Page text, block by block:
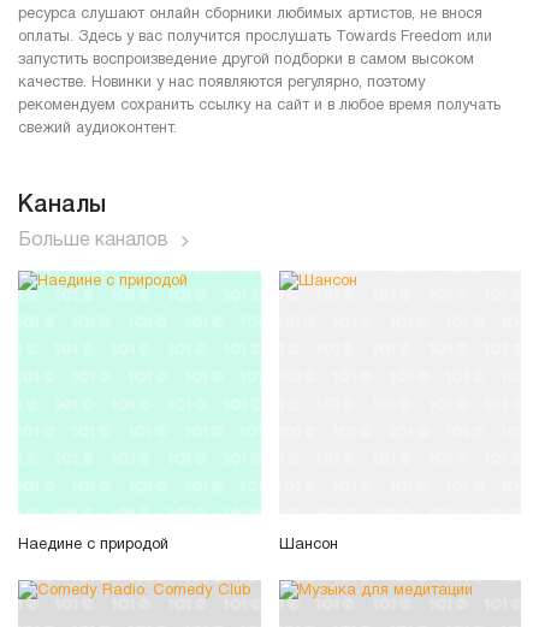
ресурса слушают онлайн сборники любимых артистов, не внося
оплаты. Здесь у вас получится прослушать Towards Freedom или
запустить воспроизведение другой подборки в самом высоком
качестве. Новинки у нас появляются регулярно, поэтому
рекомендуем сохранить ссылку на сайт и в любое время получать
свежий аудиоконтент.
Каналы
Больше каналов
Наедине с природой Шансон